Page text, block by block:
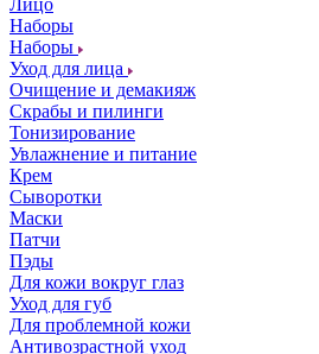
Лицо
Наборы
Наборы
Уход для лица
Очищение и демакияж
Скрабы и пилинги
Тонизирование
Увлажнение и питание
Крем
Сыворотки
Маски
Патчи
Пэды
Для кожи вокруг глаз
Уход для губ
Для проблемной кожи
Антивозрастной уход